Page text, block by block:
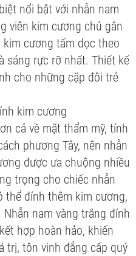
nổi bật với nhẫn nam
viên kim cương chủ gắn
kim cương tấm dọc theo
sáng rực rỡ nhất. Thiết kế
cho những cặp đôi trẻ
kim cương
cả về mặt thẩm mỹ, tính
phương Tây, nên nhẫn
được ưa chuộng nhiều
trọng cho chiếc nhẫn
thể đính thêm kim cương,
nam vàng trắng đính
hợp hoàn hảo, khiến
trị, tôn vinh đẳng cấp quý